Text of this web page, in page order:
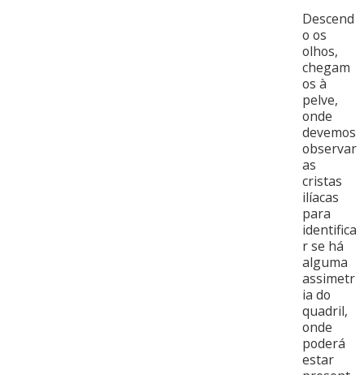
Descend
o os
olhos,
chegam
os à
pelve,
onde
devemos
observar
as
cristas
ilíacas
para
identifica
r se há
alguma
assimetr
ia do
quadril,
onde
poderá
estar